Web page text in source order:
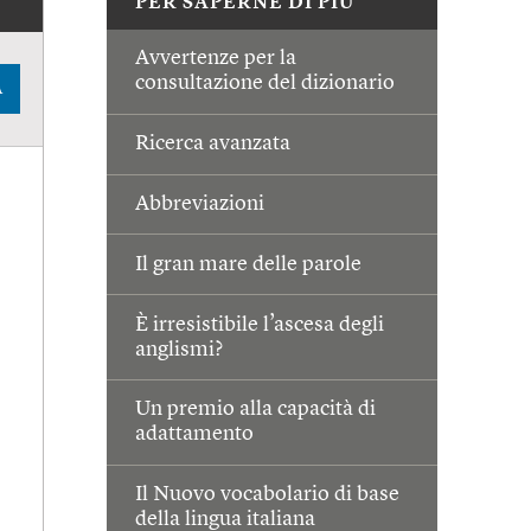
Avvertenze per la
consultazione del dizionario
Ricerca avanzata
Abbreviazioni
Il gran mare delle parole
È irresistibile l’ascesa degli
anglismi?
Un premio alla capacità di
adattamento
Il Nuovo vocabolario di base
della lingua italiana